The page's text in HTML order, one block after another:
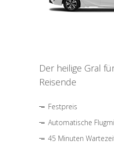
Der heilige Gral
Reisende
Festpreis
Automatische
45 Minuten